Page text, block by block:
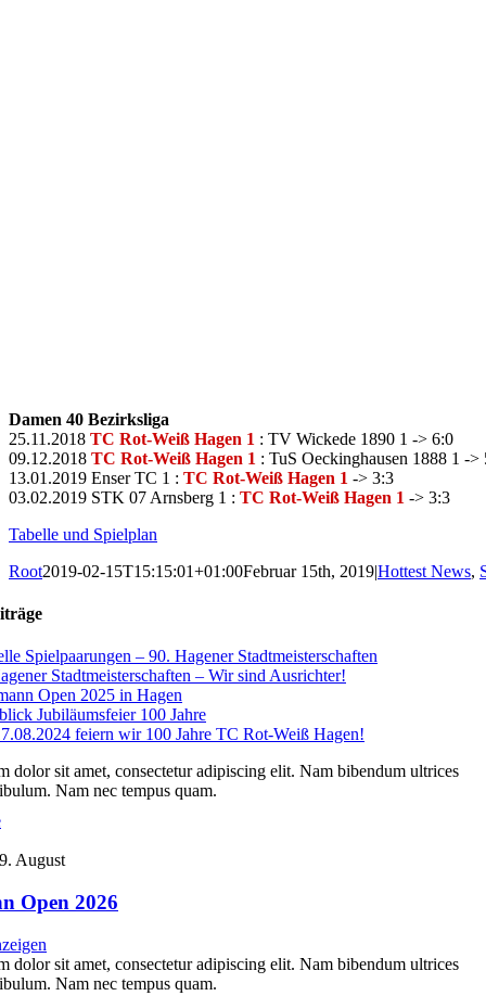
Damen 40 Bezirksliga
25.11.2018 TC Rot-Weiß Hagen 1 : TV Wickede 1890 1 -> 6:0
09.12.2018 TC Rot-Weiß Hagen 1 : TuS Oeckinghausen 1888 1 ->
13.01.2019 Enser TC 1 : TC Rot-Weiß Hagen 1 -> 3:3
03.02.2019 STK 07 Arnsberg 1 : TC Rot-Weiß Hagen 1 -> 3:3
Tabelle und Spielplan
Root2019-02-15T15:15:01+01:00Februar 15th, 2019|Hottest News,
Spielpaarungen – 90. Hagener Stadtmeisterschaften
Stadtmeisterschaften – Wir sind Ausrichter!
Open 2025 in Hagen
Jubiläumsfeier 100 Jahre
feiern wir 100 Jahre TC Rot-Weiß Hagen!
dolor sit amet, consectetur adipiscing elit. Nam bibendum ultrices
Nam nec tempus quam.
9. August
Open 2026
dolor sit amet, consectetur adipiscing elit. Nam bibendum ultrices
Nam nec tempus quam.